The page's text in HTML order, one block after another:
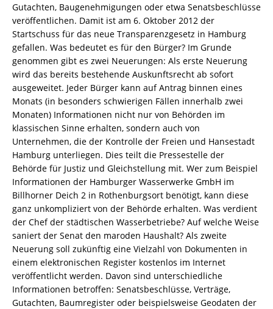
Gutachten, Baugenehmigungen oder etwa Senatsbeschlüsse
veröffentlichen. Damit ist am 6. Oktober 2012 der
Startschuss für das neue Transparenzgesetz in Hamburg
gefallen. Was bedeutet es für den Bürger? Im Grunde
genommen gibt es zwei Neuerungen: Als erste Neuerung
wird das bereits bestehende Auskunftsrecht ab sofort
ausgeweitet. Jeder Bürger kann auf Antrag binnen eines
Monats (in besonders schwierigen Fällen innerhalb zwei
Monaten) Informationen nicht nur von Behörden im
klassischen Sinne erhalten, sondern auch von
Unternehmen, die der Kontrolle der Freien und Hansestadt
Hamburg unterliegen. Dies teilt die Pressestelle der
Behörde für Justiz und Gleichstellung mit. Wer zum Beispiel
Informationen der Hamburger Wasserwerke GmbH im
Billhorner Deich 2 in Rothenburgsort benötigt, kann diese
ganz unkompliziert von der Behörde erhalten. Was verdient
der Chef der städtischen Wasserbetriebe? Auf welche Weise
saniert der Senat den maroden Haushalt? Als zweite
Neuerung soll zukünftig eine Vielzahl von Dokumenten in
einem elektronischen Register kostenlos im Internet
veröffentlicht werden. Davon sind unterschiedliche
Informationen betroffen: Senatsbeschlüsse, Verträge,
Gutachten, Baumregister oder beispielsweise Geodaten der